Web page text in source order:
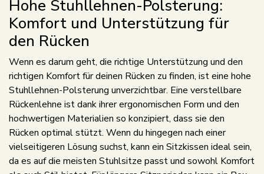
Hohe Stuhllehnen-Polsterung:
Komfort und Unterstützung für
den Rücken
Wenn es darum geht, die richtige Unterstützung und den
richtigen Komfort für deinen Rücken zu finden, ist eine hohe
Stuhllehnen-Polsterung unverzichtbar. Eine verstellbare
Rückenlehne ist dank ihrer ergonomischen Form und den
hochwertigen Materialien so konzipiert, dass sie den
Rücken optimal stützt. Wenn du hingegen nach einer
vielseitigeren Lösung suchst, kann ein Sitzkissen ideal sein,
da es auf die meisten Stuhlsitze passt und sowohl Komfort